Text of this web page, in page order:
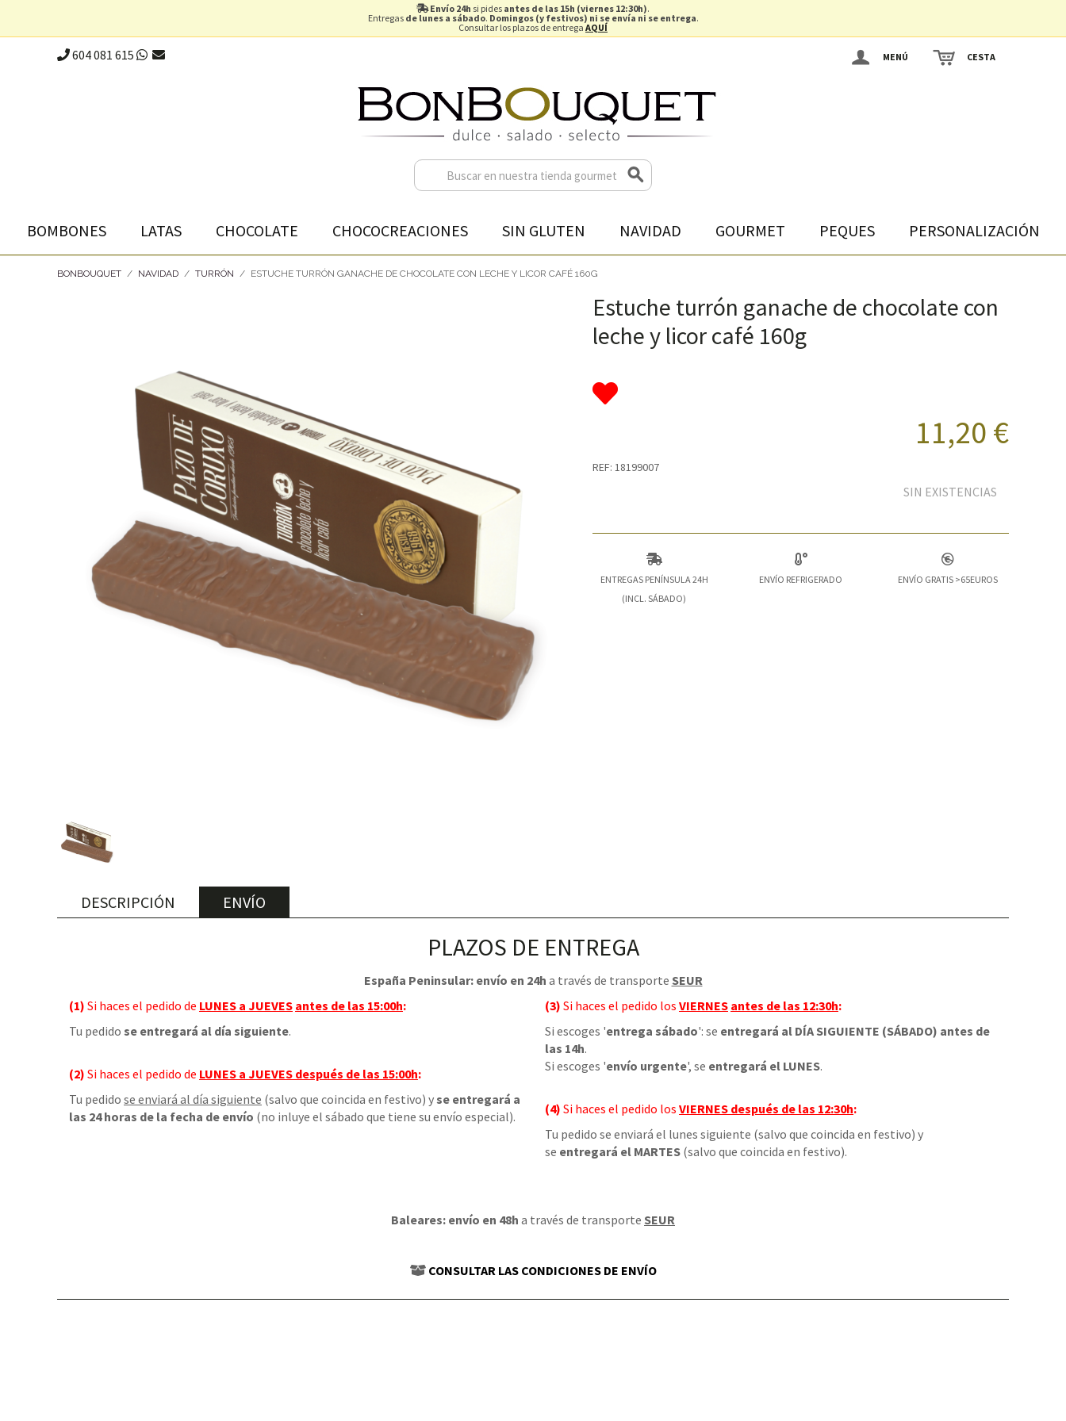
Envío 24h si pides antes de las 15h (viernes 12:30h).
Entregas de lunes a sábado. Domingos (y festivos) ni se envía ni se entrega.
Consultar los plazos de entrega AQUÍ
604 081 615 MENÚ CESTA
BOMBONES LATAS CHOCOLATE CHOCOCREACIONES SIN GLUTEN NAVIDAD GOURMET PEQUES PERSONALIZACIÓN
BONBOUQUET / NAVIDAD / TURRÓN / ESTUCHE TURRÓN GANACHE DE CHOCOLATE CON LECHE Y LICOR CAFÉ 160G
Estuche turrón ganache de chocolate con
leche y licor café 160g
11,20 €
REF: 18199007
SIN EXISTENCIAS
ENTREGAS PENÍNSULA 24H
(INCL. SÁBADO)
ENVÍO REFRIGERADO ENVÍO GRATIS >65EUROS
DESCRIPCIÓN ENVÍO
PLAZOS DE ENTREGA
España Peninsular: envío en 24h a través de transporte SEUR
(1) Si haces el pedido de LUNES a JUEVES antes de las 15:00h:
Tu pedido se entregará al día siguiente.
(2) Si haces el pedido de LUNES a JUEVES después de las 15:00h:
Tu pedido se enviará al día siguiente (salvo que coincida en festivo) yse entregará a
las 24 horas de la fecha de envío (no inluye el sábado que tiene su envío especial).
(3) Si haces el pedido los VIERNES antes de las 12:30h:
Si escoges 'entrega sábado': se entregará al DÍA SIGUIENTE (SÁBADO) antes de
las 14h.
Si escoges 'envío urgente', se entregará el LUNES.
(4) Si haces el pedido los VIERNES después de las 12:30h:
Tu pedido se enviará el lunes siguiente (salvo que coincida en festivo) y
se entregará el MARTES (salvo que coincida en festivo).
Baleares: envío en 48h a través de transporte SEUR
CONSULTAR LAS CONDICIONES DE ENVÍO